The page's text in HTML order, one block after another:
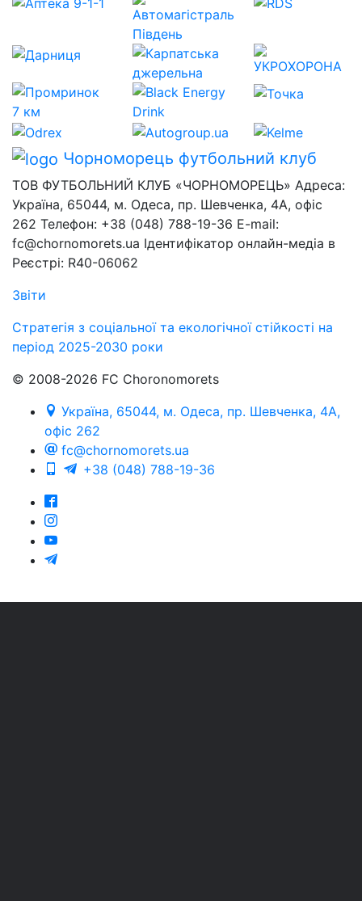
Чорноморець футбольний клуб
ТОВ ФУТБОЛЬНИЙ КЛУБ «ЧОРНОМОРЕЦЬ» Адреса:
Україна, 65044, м. Одеса, пр. Шевченка, 4А, офіс
262 Телефон: +38 (048) 788-19-36 E-mail:
fc@chornomorets.ua Ідентифікатор онлайн-медіа в
Реєстрі: R40-06062
Звіти
Стратегія з соціальної та екологічної стійкості на
період 2025-2030 роки
© 2008-2026 FC Choronomorets
Україна, 65044, м. Одеса, пр. Шевченка, 4А,
офіс 262
fc@chornomorets.ua
+38 (048) 788-19-36